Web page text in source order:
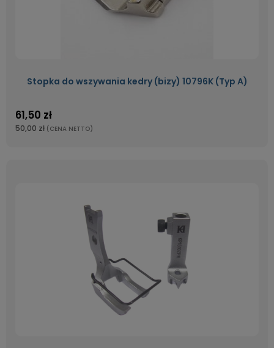
Stopka do wszywania kedry (bizy) 10796K (Typ A)
61,50 zł
50,00 zł (CENA NETTO)